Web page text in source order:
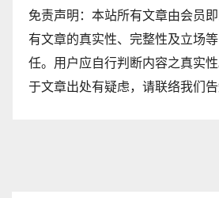
免责声明：本站所有文章由会员
有文章的真实性、完整性及立场
任。用户应自行判断内容之真实
于文章出处有疑虑，请联络我们